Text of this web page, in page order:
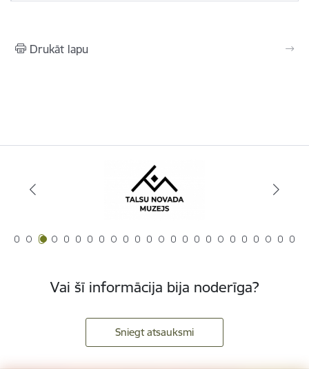
Drukāt lapu
Vai šī informācija bija noderīga?
Sniegt atsauksmi